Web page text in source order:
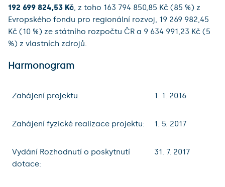
192 699 824,53 Kč, z toho 163 794 850,85 Kč (85 %) z
Evropského fondu pro regionální rozvoj, 19 269 982,45
Kč (10 %) ze státního rozpočtu ČR a 9 634 991,23 Kč (5
%) z vlastních zdrojů.
Harmonogram
Zahájení projektu: 1. 1. 2016
Zahájení fyzické realizace projektu: 1. 5. 2017
Vydání Rozhodnutí o poskytnutí
dotace:
31. 7. 2017